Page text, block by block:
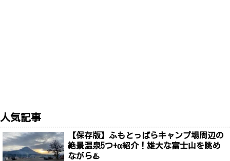
人気記事
【保存版】ふもとっぱらキャンプ場周辺の
絶景温泉5つ+α紹介！雄大な富士山を眺め
ながら♨️